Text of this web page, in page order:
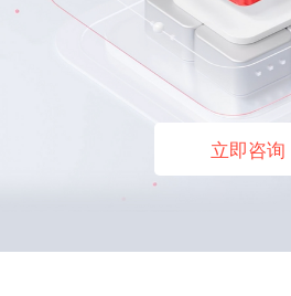
立即咨询